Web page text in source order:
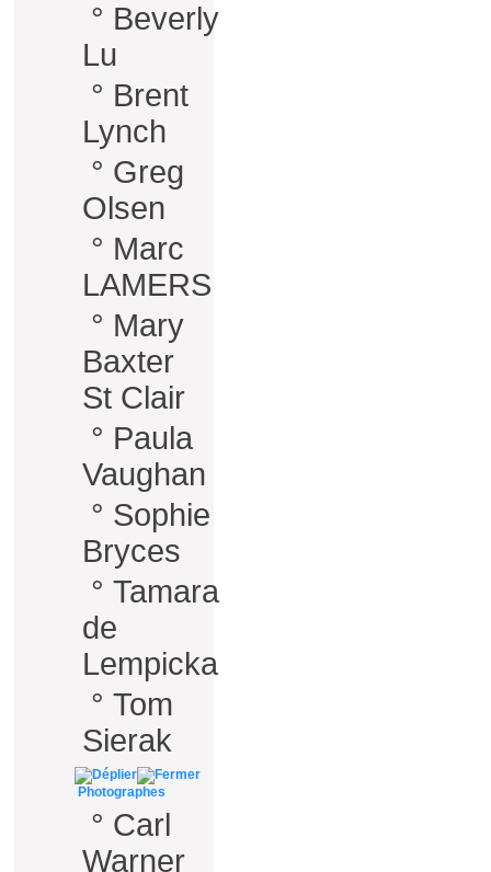
° Beverly
Lu
° Brent
Lynch
° Greg
Olsen
° Marc
LAMERS
° Mary
Baxter
St Clair
° Paula
Vaughan
° Sophie
Bryces
° Tamara
de
Lempicka
° Tom
Sierak
Photographes
° Carl
Warner